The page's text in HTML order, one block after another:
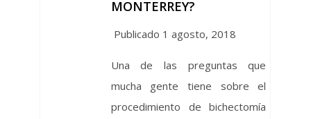
MONTERREY?
Publicado 1 agosto, 2018
Una de las preguntas que
mucha gente tiene sobre el
procedimiento de bichectomía